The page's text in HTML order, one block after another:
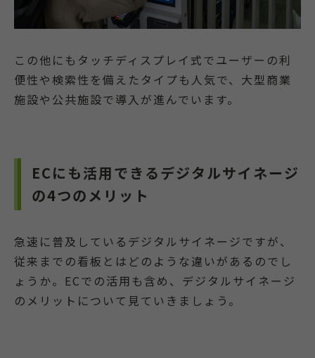
この他にもタッチディスプレイ式でユーザーの利
便性や検索性を備えたタイプも人気で、大型商業
施設や公共施設で導入が進んでいます。
ECにも活用できるデジタルサイネージ
の4つのメリット
急速に普及しているデジタルサイネージですが、
従来までの看板とはどのような違いがあるのでし
ょうか。ECでの活用も含め、デジタルサイネージ
のメリットについて見ていきましょう。